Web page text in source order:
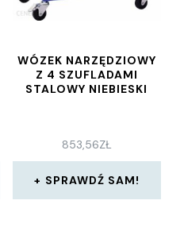
WÓZEK NARZĘDZIOWY
Z 4 SZUFLADAMI
STALOWY NIEBIESKI
853,56ZŁ
SPRAWDŹ SAM!